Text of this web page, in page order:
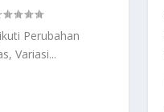
Perubahan
Variasi...